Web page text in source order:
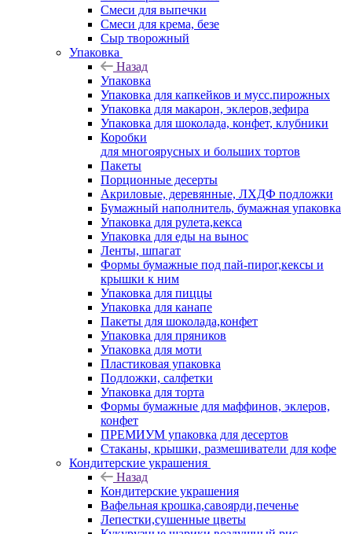
Смеси для выпечки
Смеси для крема, безе
Сыр творожный
Упаковка
Назад
Упаковка
Упаковка для капкейков и мусс.пирожных
Упаковка для макарон, эклеров,зефира
Упаковка для шоколада, конфет, клубники
Коробки
для многоярусных и больших тортов
Пакеты
Порционные десерты
Акриловые, деревянные, ЛХДФ подложки
Бумажный наполнитель, бумажная упаковка
Упаковка для рулета,кекса
Упаковка для еды на вынос
Ленты, шпагат
Формы бумажные под пай-пирог,кексы и
крышки к ним
Упаковка для пиццы
Упаковка для канапе
Пакеты для шоколада,конфет
Упаковка для пряников
Упаковка для моти
Пластиковая упаковка
Подложки, салфетки
Упаковка для торта
Формы бумажные для маффинов, эклеров,
конфет
ПРЕМИУМ упаковка для десертов
Стаканы, крышки, размешиватели для кофе
Кондитерские украшения
Назад
Кондитерские украшения
Вафельная крошка,савоярди,печенье
Лепестки,сушенные цветы